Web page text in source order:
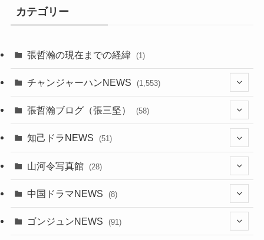
カテゴリー
張哲瀚の現在までの経緯 (1)
チャンジャーハンNEWS (1,553)
(10)
(29)
(20)
張哲瀚ブログ（張三坚） (58)
(14)
知己ドラNEWS (51)
(42)
(5)
山河令写真館 (28)
(17)
中国ドラマNEWS (8)
(1)
ゴンジュンNEWS (91)